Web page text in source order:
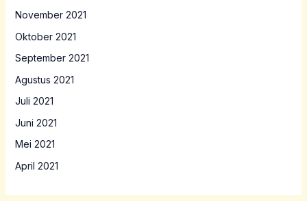
November 2021
Oktober 2021
September 2021
Agustus 2021
Juli 2021
Juni 2021
Mei 2021
April 2021